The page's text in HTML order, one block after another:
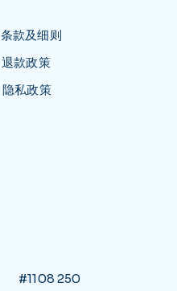
条款及细则
退款政策
隐私政策
#1108 250